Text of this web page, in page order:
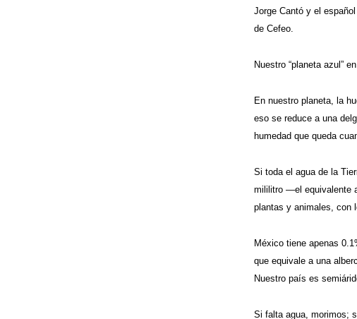
Jorge Cantó y el
de Cefeo.
Nuestro “planeta azul”
En nuestro planeta, la
eso se reduce a una
humedad que queda
Si toda el agua de la
mililitro —el equivalente
plantas y animales, con
México tiene apenas
que equivale a una
Nuestro país es
Si falta agua, morimos;